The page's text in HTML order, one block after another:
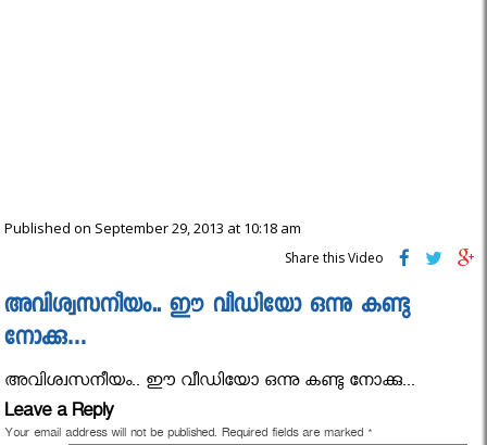
Published on September 29, 2013 at 10:18 am
Share this Video
അവിശ്വസനീയം.. ഈ വീഡിയോ ഒന്നു കണ്ടു
നോക്കു…
അവിശ്വസനീയം.. ഈ വീഡിയോ ഒന്നു കണ്ടു നോക്കു...
Leave a Reply
Your email address will not be published. Required fields are marked *